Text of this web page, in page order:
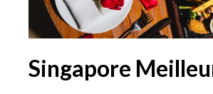
Singapore